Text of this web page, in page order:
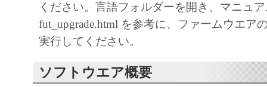
しません。
キヤノン、キヤノンマーケティングジ
よびキヤノンのライセンサーは、本ソ
に付随または関連して生ずる直接的ま
失、損害等について、いかなる場合に
ください。言語フォルダーを開き、マニュ
fut_upgrade.html を参考に、ファームウエア
実行してください。
ソフトウエア概要